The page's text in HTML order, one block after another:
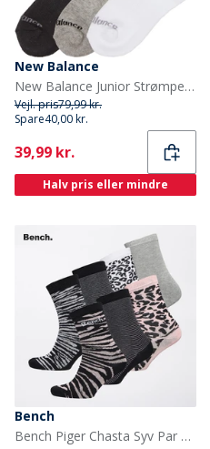
New Balance
New Balance Junior Strømper med Polstring 3-Pak Multi
Vejl. pris79,99 kr.
Spare40,00 kr.
Current
39,99 kr.
Halv pris eller mindre
Bench
Bench Piger Chasta Syv Par Sokker Assorteret